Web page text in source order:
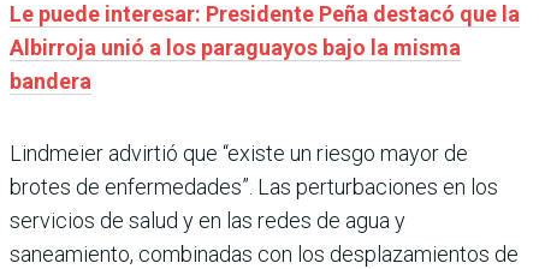
Le puede interesar: Presidente Peña destacó que la
Albirroja unió a los paraguayos bajo la misma
bandera
Lindmeier advirtió que “existe un riesgo mayor de
brotes de enfermedades”. Las perturbaciones en los
servicios de salud y en las redes de agua y
saneamiento, combinadas con los desplazamientos de